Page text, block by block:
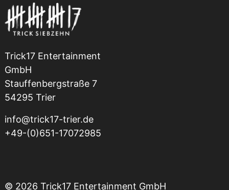
Trick17 Entertainment
GmbH
Stauffenbergstraße 7
54295 Trier
info@trick17-trier.de
+49-(0)651-17072985
© 2026 Trick17 Entertainment GmbH